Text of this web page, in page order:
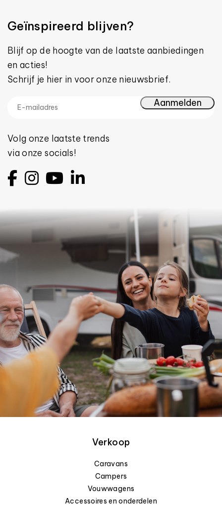
Geïnspireerd blijven?
Blijf op de hoogte van de laatste aanbiedingen
en acties!
Schrijf je hier in voor onze nieuwsbrief.
Volg onze laatste trends
via onze socials!
Verkoop
Caravans
Campers
Vouwwagens
Accessoires en onderdelen